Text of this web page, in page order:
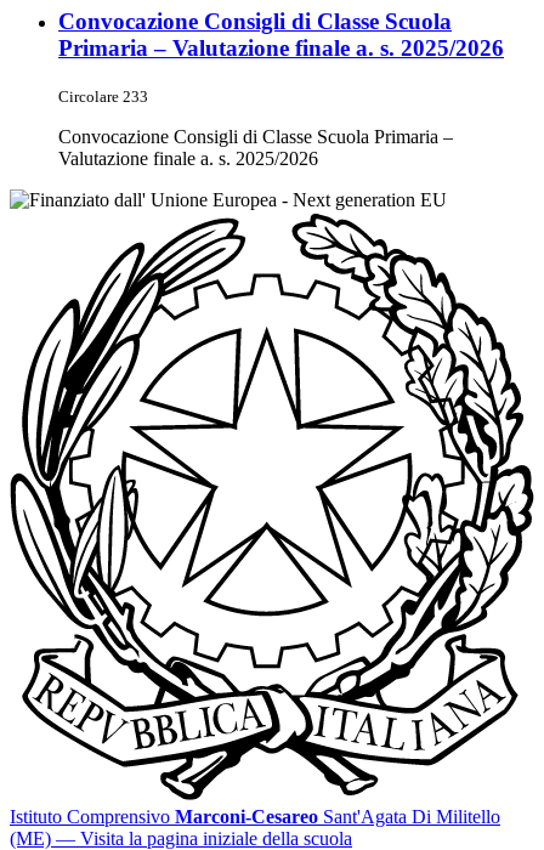
Convocazione Consigli di Classe Scuola
Primaria – Valutazione finale a. s. 2025/2026
Circolare 233
Convocazione Consigli di Classe Scuola Primaria –
Valutazione finale a. s. 2025/2026
Istituto Comprensivo Marconi-Cesareo Sant'Agata Di Militello
(ME) — Visita la pagina iniziale della scuola